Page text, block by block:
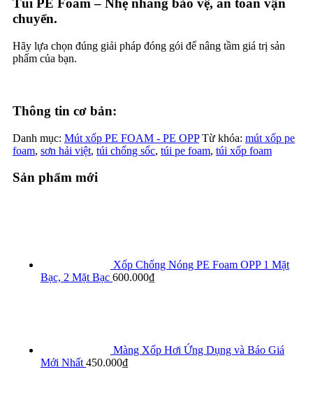
Túi PE Foam – Nhẹ nhàng bảo vệ, an toàn vận
chuyển.
Hãy lựa chọn đúng giải pháp đóng gói để nâng tầm giá trị sản
phẩm của bạn.
Thông tin cơ bản:
Danh mục: Mút xốp PE FOAM - PE OPP Từ khóa: mút xốp pe
foam, sơn hải việt, túi chống sốc, túi pe foam, túi xốp foam
Sản phẩm mới
Xốp Chống Nóng PE Foam OPP 1 Mặt
Bạc, 2 Mặt Bạc 600.000₫
Màng Xốp Hơi Ứng Dụng và Báo Giá
Mới Nhất 450.000₫